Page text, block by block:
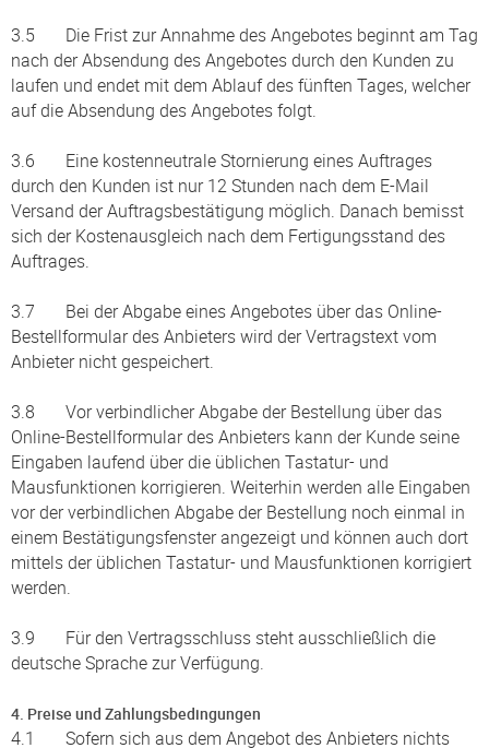
3.5 Die Frist zur Annahme des Angebotes beginnt am Tag
nach der Absendung des Angebotes durch den Kunden zu
laufen und endet mit dem Ablauf des fünften Tages, welcher
auf die Absendung des Angebotes folgt.
3.6 Eine kostenneutrale Stornierung eines Auftrages
durch den Kunden ist nur 12 Stunden nach dem E-Mail
Versand der Auftragsbestätigung möglich. Danach bemisst
sich der Kostenausgleich nach dem Fertigungsstand des
Auftrages.
3.7 Bei der Abgabe eines Angebotes über das Online-
Bestellformular des Anbieters wird der Vertragstext vom
Anbieter nicht gespeichert.
3.8 Vor verbindlicher Abgabe der Bestellung über das
Online-Bestellformular des Anbieters kann der Kunde seine
Eingaben laufend über die üblichen Tastatur- und
Mausfunktionen korrigieren. Weiterhin werden alle Eingaben
vor der verbindlichen Abgabe der Bestellung noch einmal in
einem Bestätigungsfenster angezeigt und können auch dort
mittels der üblichen Tastatur- und Mausfunktionen korrigiert
werden.
3.9 Für den Vertragsschluss steht ausschließlich die
deutsche Sprache zur Verfügung.
4. Preise und Zahlungsbedingungen
4.1 Sofern sich aus dem Angebot des Anbieters nichts